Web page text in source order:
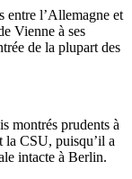
entre l’Allemagne et
Vienne à ses
de la plupart des
montrés prudents à
la CSU, puisqu’il a
intacte à Berlin.